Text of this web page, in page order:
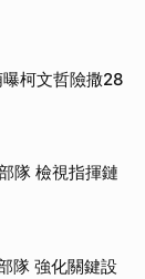
柯文哲險撒28
隊 檢視指揮鏈
隊 強化關鍵設